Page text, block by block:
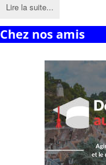
Lire la suite...
Chez nos amis